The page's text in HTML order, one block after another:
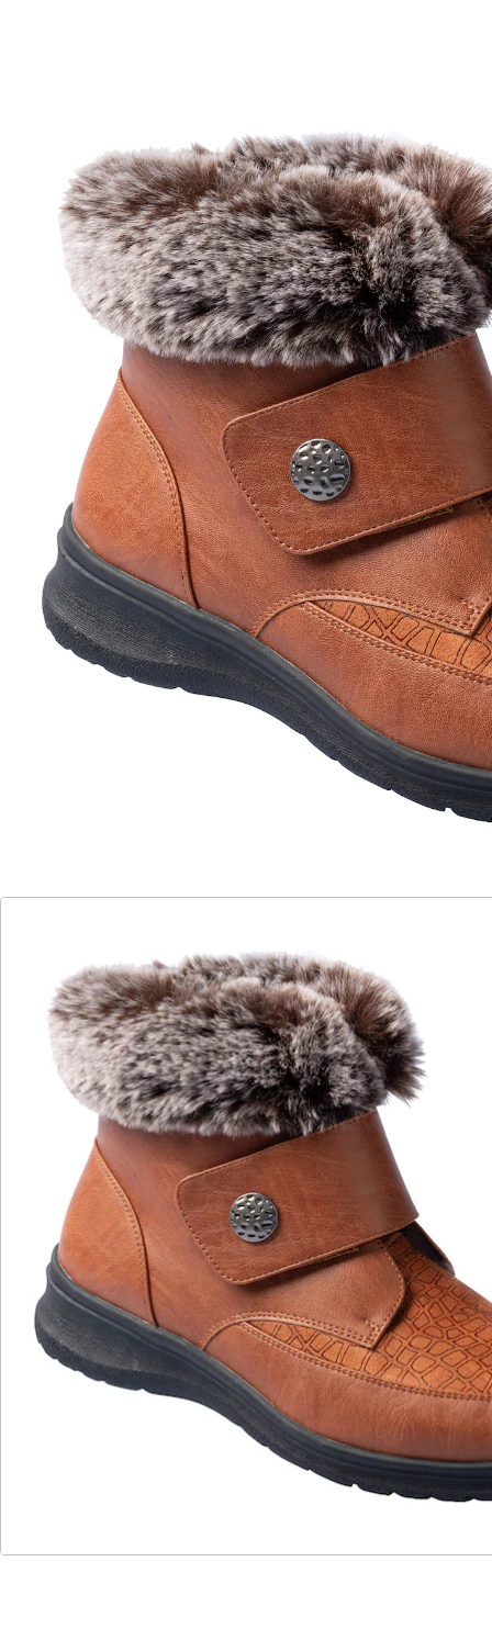
In den Warenkorb
Sofort lieferbar - in 2-3 Werktagen bei Ihnen
Kuschelwärme mit Stil – auf Schritt und Tritt!
mit praktischem Klettverschluss
Die kuschelig warm gefütterte Stiefelette mit üppigem
Kunstpelzrand lässt sich dank breitem Klettverschluss
optimal an Ihren Fuß und stärkere Waden anpassen.
Praktisch: Die Stiefelette lässt sich weit öffnen und
bietet Ihnen dadurch einen leichten Ein- und Ausstieg.
Mit weicher Decksohle, rutschhemmender Laufsohle
und einer bequemen, durchgehenden Absatzhöhe.
Bewertungen
Katalog bestellen
Newsletter abonnieren